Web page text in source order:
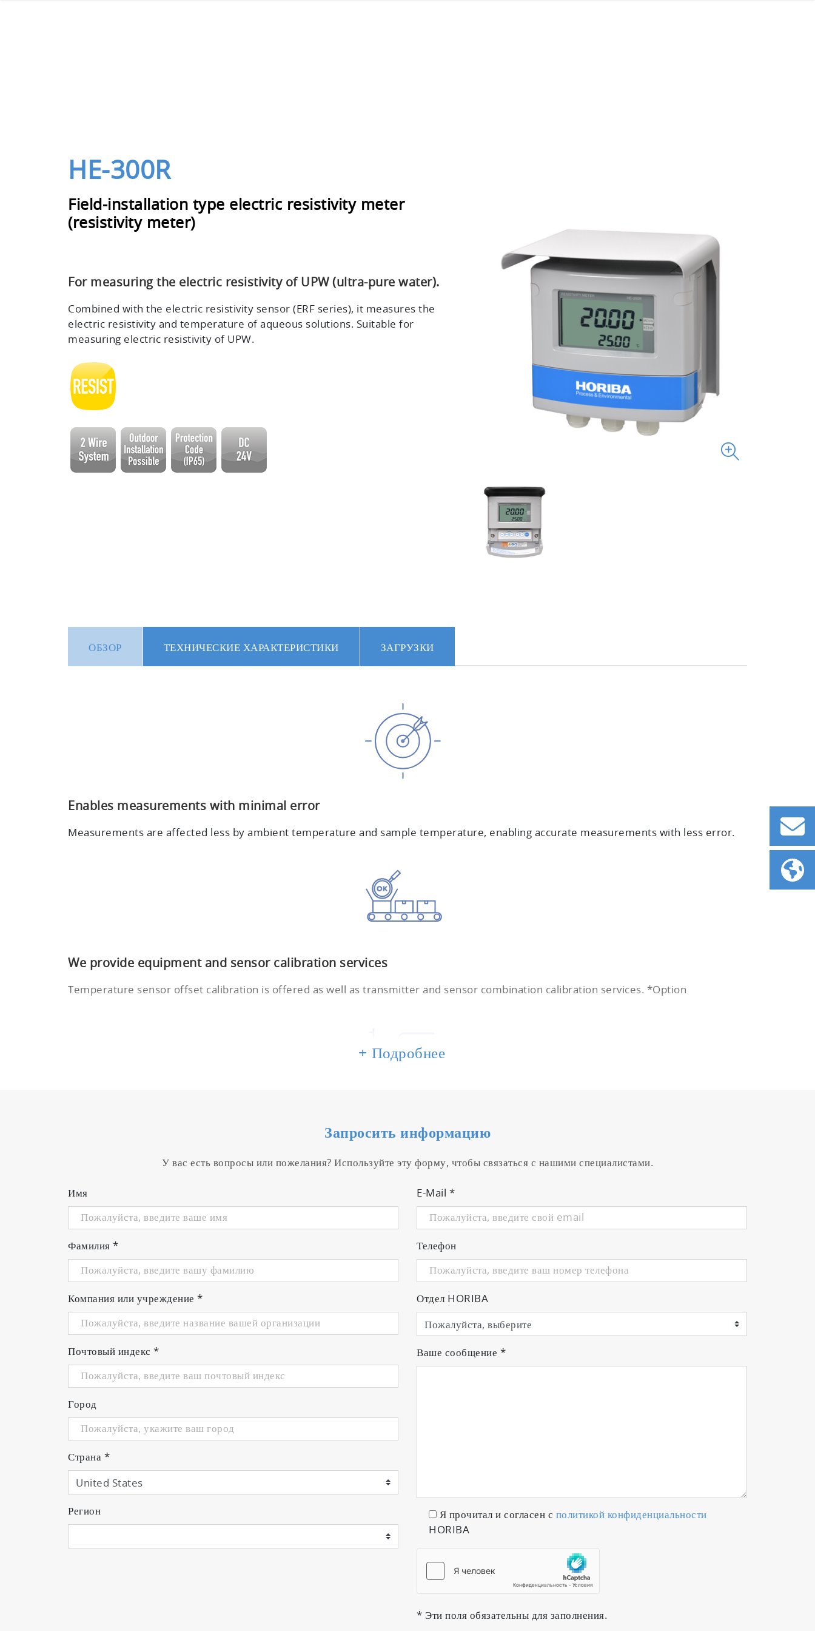
HE-300R
Field-installation type electric resistivity meter
(resistivity meter)
For measuring the electric resistivity of UPW (ultra-pure water).
Combined with the electric resistivity sensor (ERF series), it measures the
electric resistivity and temperature of aqueous solutions. Suitable for
measuring electric resistivity of UPW.
ОБЗОР ТЕХНИЧЕСКИЕ ХАРАКТЕРИСТИКИ ЗАГРУЗКИ
Enables measurements with minimal error
Measurements are affected less by ambient temperature and sample temperature, enabling accurate measurements with less error.
We provide equipment and sensor calibration services
Temperature sensor offset calibration is offered as well as transmitter and sensor combination calibration services. *Option
water temperature.
+ Подробнее
Запросить информацию
У вас есть вопросы или пожелания? Используйте эту форму, чтобы связаться с нашими специалистами.
Имя
Фамилия *
Компания или учреждение *
Почтовый индекс *
Город
Страна *
Регион
E-Mail *
Телефон
Отдел HORIBA
Ваше сообщение *
Я прочитал и согласен с политикой конфиденциальности
HORIBA
* Эти поля обязательны для заполнения.